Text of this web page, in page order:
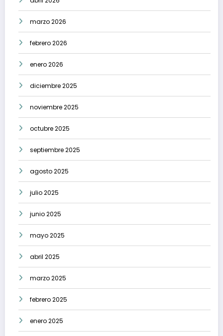
marzo 2026
febrero 2026
enero 2026
diciembre 2025
noviembre 2025
octubre 2025
septiembre 2025
agosto 2025
julio 2025
junio 2025
mayo 2025
abril 2025
marzo 2025
febrero 2025
enero 2025